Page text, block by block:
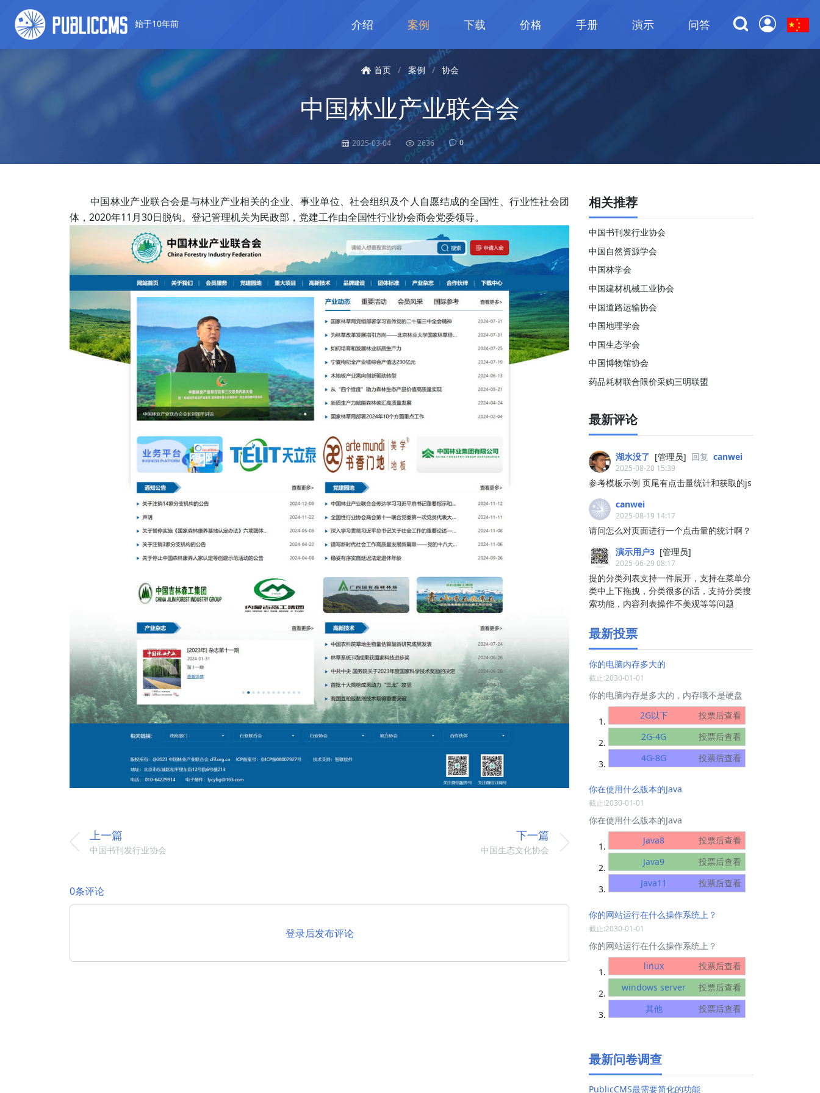
始于10年前 介绍 案例 下载 价格 手册 演示 问答
首页 / 案例 / 协会
中国林业产业联合会
2025-03-04 2636 0
中国林业产业联合会是与林业产业相关的企业、事业单位、社会组织及个人自愿结成的全国性、行业性社会团
体，2020年11月30日脱钩。登记管理机关为民政部，党建工作由全国性行业协会商会党委领导。
上一篇
中国书刊发行业协会
下一篇
中国生态文化协会
0条评论
登录后发布评论
相关推荐
中国书刊发行业协会
中国自然资源学会
中国林学会
中国建材机械工业协会
中国道路运输协会
中国地理学会
中国生态学会
中国博物馆协会
药品耗材联合限价采购三明联盟
最新评论
湖水没了 [管理员] 回复 canwei
2025-08-20 15:39
参考模板示例 页尾有点击量统计和获取的js
canwei
2025-08-19 14:17
请问怎么对页面进行一个点击量的统计啊？
演示用户3 [管理员]
2025-06-29 08:17
提的分类列表支持一件展开，支持在菜单分
类中上下拖拽，分类很多的话，支持分类搜
索功能，内容列表操作不美观等等问题
最新投票
你的电脑内存多大的
截止:2030-01-01
你的电脑内存是多大的，内存哦不是硬盘
2G以下
投票后查看
2G-4G
投票后查看
4G-8G
投票后查看
你在使用什么版本的Java
截止:2030-01-01
你在使用什么版本的Java
Java8
投票后查看
Java9
投票后查看
Java11
投票后查看
你的网站运行在什么操作系统上？
截止:2030-01-01
你的网站运行在什么操作系统上？
linux
投票后查看
windows server
投票后查看
其他
投票后查看
最新问卷调查
PublicCMS最需要简化的功能